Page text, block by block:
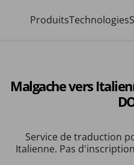
ProduitsTechnologies
Malgache vers
Service de traduction
Italienne. Pas